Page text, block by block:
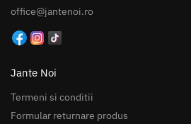
office@jantenoi.ro
Jante Noi
Termeni si conditii
Formular returnare produs